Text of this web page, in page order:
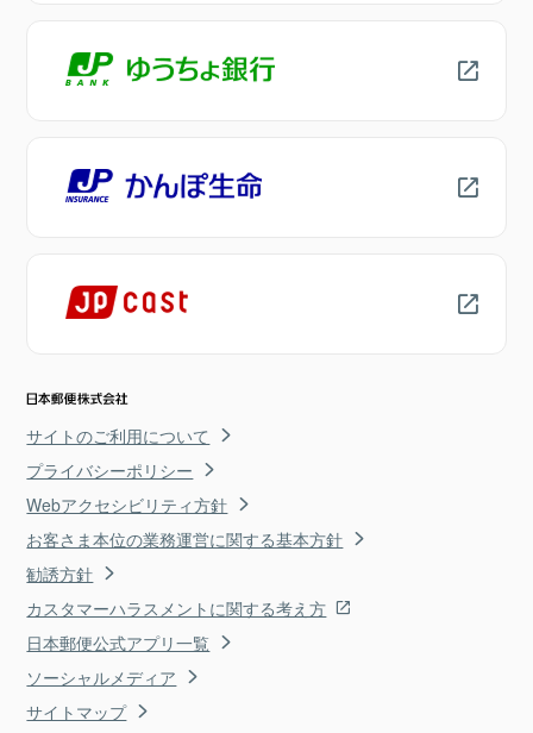
サイトのご利用について
プライバシーポリシー
Webアクセシビリティ方針
お客さま本位の業務運営に関する基本方針
勧誘方針
カスタマーハラスメントに関する考え方
日本郵便公式アプリ一覧
ソーシャルメディア
サイトマップ